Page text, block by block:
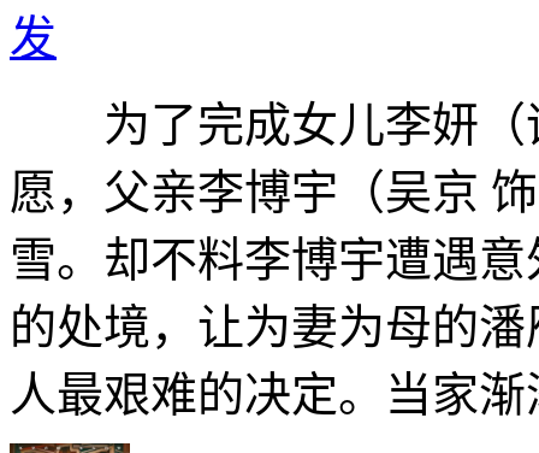
发
为了完成女儿李妍（
愿，父亲李博宇（吴京
雪。却不料李博宇遭遇
的处境，让为妻为母的
人最艰难的决定。当家